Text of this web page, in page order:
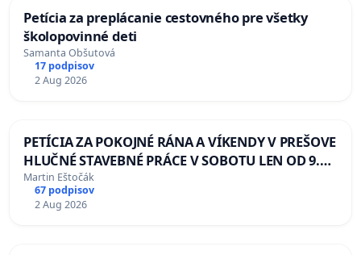
Petícia za preplácanie cestovného pre všetky
školopovinné deti
Samanta Obšutová
17 podpisov
2 Aug 2026
PETÍCIA ZA POKOJNÉ RÁNA A VÍKENDY V PREŠOVE
HLUČNÉ STAVEBNÉ PRÁCE V SOBOTU LEN OD 9.00
DO 13.00 HOD., CEZ PRACOVNÝ TÝŽDEŇ CIEĽ 8.00
– 18.00 HOD. A PRAVIDELNÁ KONTROLA STAVBY C-
AREA NA ĎUMBIERSKEJ/MAGU
Martin Eštočák
67 podpisov
2 Aug 2026